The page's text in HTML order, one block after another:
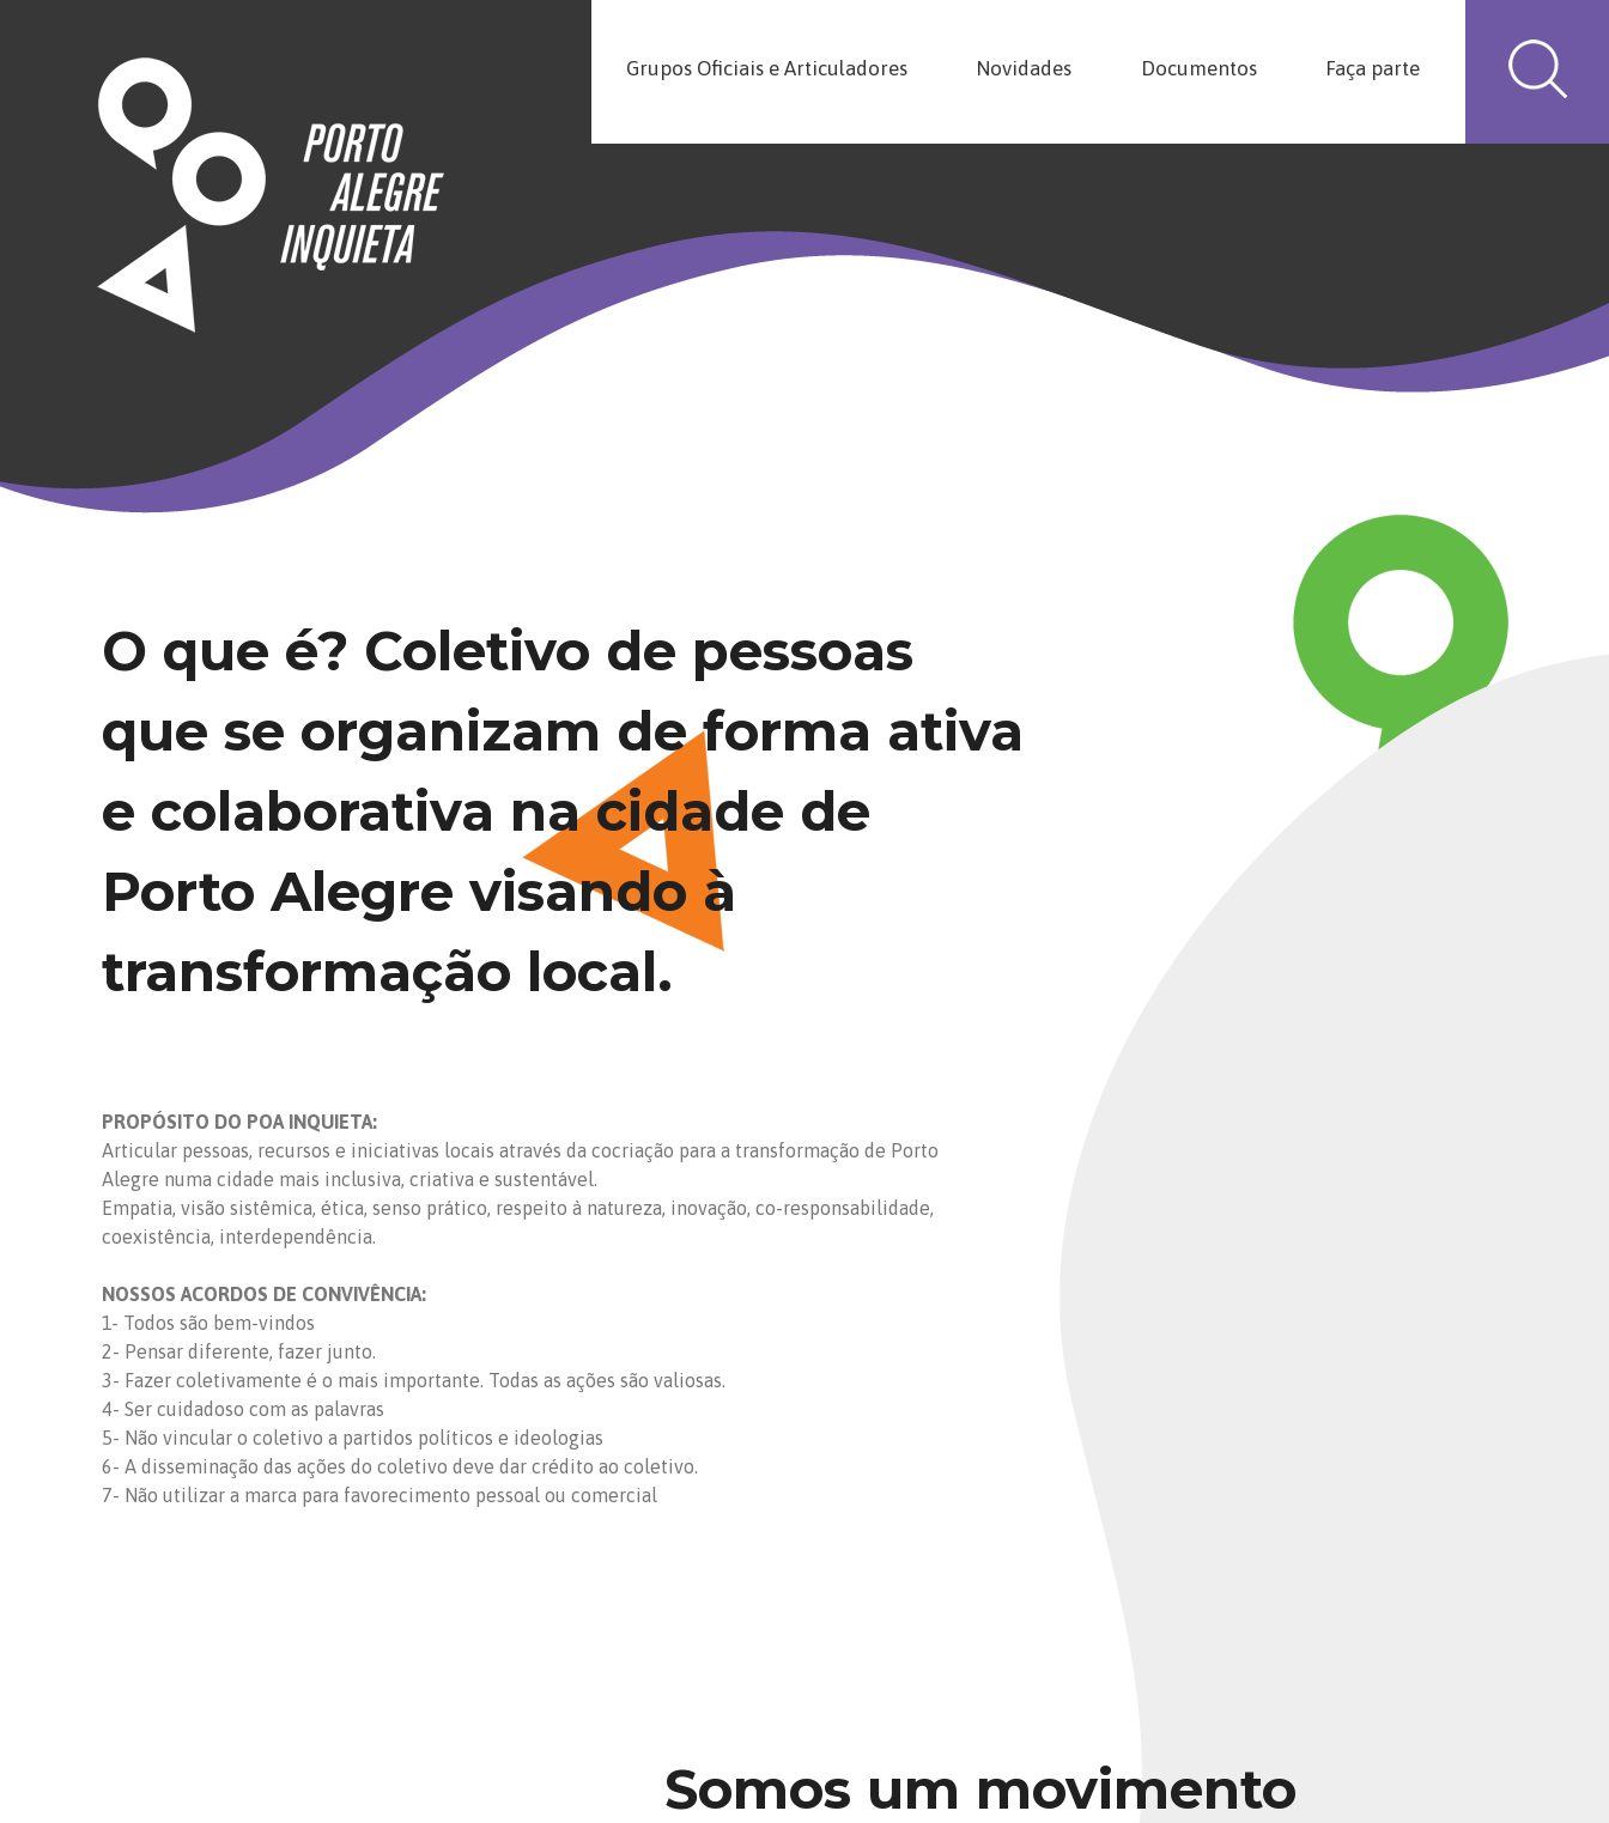
Grupos Oficiais e Articuladores Novidades Documentos Faça parte
O que é? Coletivo de pessoas
que se organizam de forma ativa
e colaborativa na cidade de
Porto Alegre visando à
transformação local.
PROPÓSITO DO POA INQUIETA:
Articular pessoas, recursos e iniciativas locais através da cocriação para a transformação de Porto
Alegre numa cidade mais inclusiva, criativa e sustentável.
Empatia, visão sistêmica, ética, senso prático, respeito à natureza, inovação, co-responsabilidade,
coexistência, interdependência.
NOSSOS ACORDOS DE CONVIVÊNCIA:
1- Todos são bem-vindos
2- Pensar diferente, fazer junto.
3- Fazer coletivamente é o mais importante. Todas as ações são valiosas.
4- Ser cuidadoso com as palavras
5- Não vincular o coletivo a partidos políticos e ideologias
6- A disseminação das ações do coletivo deve dar crédito ao coletivo.
7- Não utilizar a marca para favorecimento pessoal ou comercial
Somos um movimento